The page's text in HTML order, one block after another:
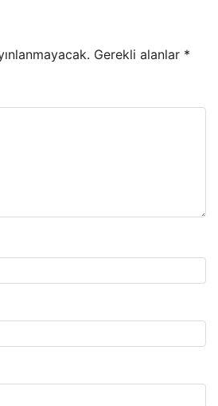
Gerekli alanlar *